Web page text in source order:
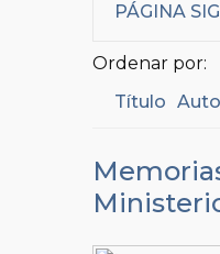
PÁGINA
Ordenar por:
Título